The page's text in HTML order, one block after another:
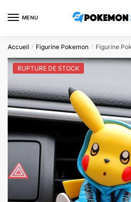
MENU
Accueil / Figurine Pokemon / Figurine
RUPTURE DE STOCK